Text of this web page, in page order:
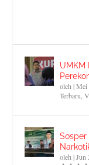
UMKM
oleh|Mei
Terbaru ,
Sosper
oleh|Jun